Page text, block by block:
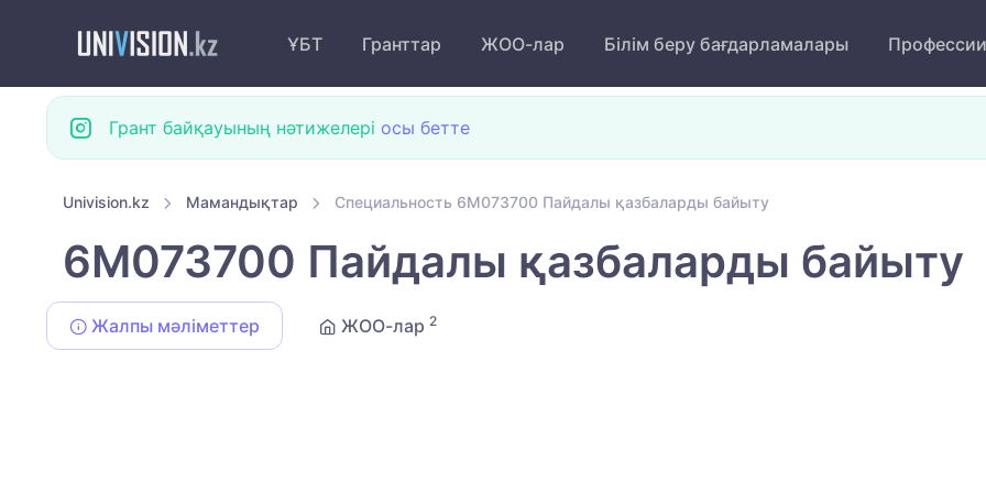
ҰБТ Гранттар ЖОО-лар Білім беру бағдарламалары Профессии
Грант байқауының нәтижелері осы бетте
Univision.kz Мамандықтар Специальность 6M073700 Пайдалы қазбаларды байыту
6M073700 Пайдалы қазбаларды байыту
Жалпы мәліметтер ЖОО-лар 2